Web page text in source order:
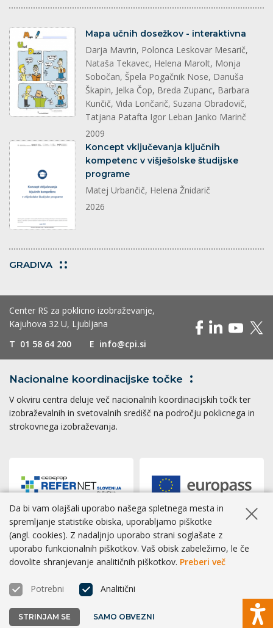
dokument
Mapa učnih dosežkov - interaktivna
Darja Mavrin, Polonca Leskovar Mesarič,
Nataša Tekavec, Helena Marolt, Monja
Sobočan, Špela Pogačnik Nose, Danuša
Škapin, Jelka Čop, Breda Zupanc, Barbara
Kunčič, Vida Lončarič, Suzana Obradovič,
Tatjana Patafta Igor Leban Janko Marinč
2009
dokument
Koncept vključevanja ključnih
kompetenc v višješolske študijske
programe
Matej Urbančič, Helena Žnidarič
2026
GRADIVA
Center RS za poklicno izobraževanje,
Kajuhova 32 U, Ljubljana
T 01 58 64 200 E info@cpi.si
Nacionalne koordinacijske točke
V okviru centra deluje več nacionalnih koordinacijskih točk ter
izobraževalnih in svetovalnih središč na področju poklicnega in
strokovnega izobraževanja.
Dostopnost|Zasebnost|Piškotki
Skrij
Da bi vam olajšali uporabo našega spletnega mesta in
spremljanje statistike obiska, uporabljamo piškotke
(angl. cookies). Z nadaljnjo uporabo strani soglašate z
uporabo funkcionalnih piškotkov. Vaš obisk zabeležimo, le če
dovolite shranjevanje analitičnih piškotkov. Preberi več
Potrebni Analitični
STRINJAM SE SAMO OBVEZNI